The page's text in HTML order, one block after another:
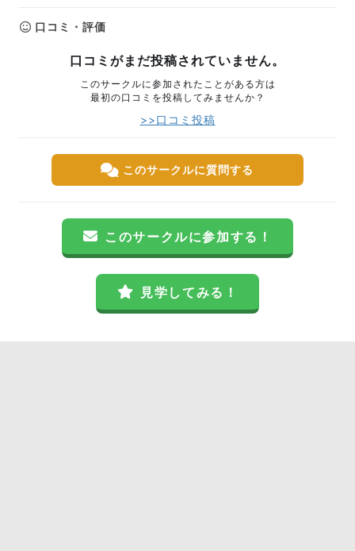
口コミ・評価
口コミがまだ投稿されていません。
このサークルに参加されたことがある方は
最初の口コミを投稿してみませんか？
>>口コミ投稿
このサークルに質問する
このサークルに参加する！
見学してみる！